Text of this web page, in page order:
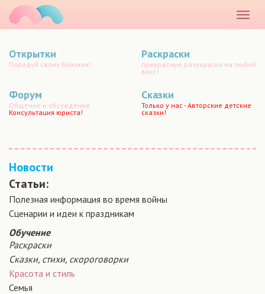
меню
Открытки
Порадуй своих близких!
Раскраски
прекрасные разукраски на любой
вкус!
Форум
Общение и обсуждение.
Консультация юриста!
Сказки
Только у нас - Авторские детские
сказки!
Новости
Статьи:
Полезная информация во время войны
Сценарии и идеи к праздникам
Обучение
Раскраски
Сказки, стихи, скороговорки
Красота и стиль
Семья